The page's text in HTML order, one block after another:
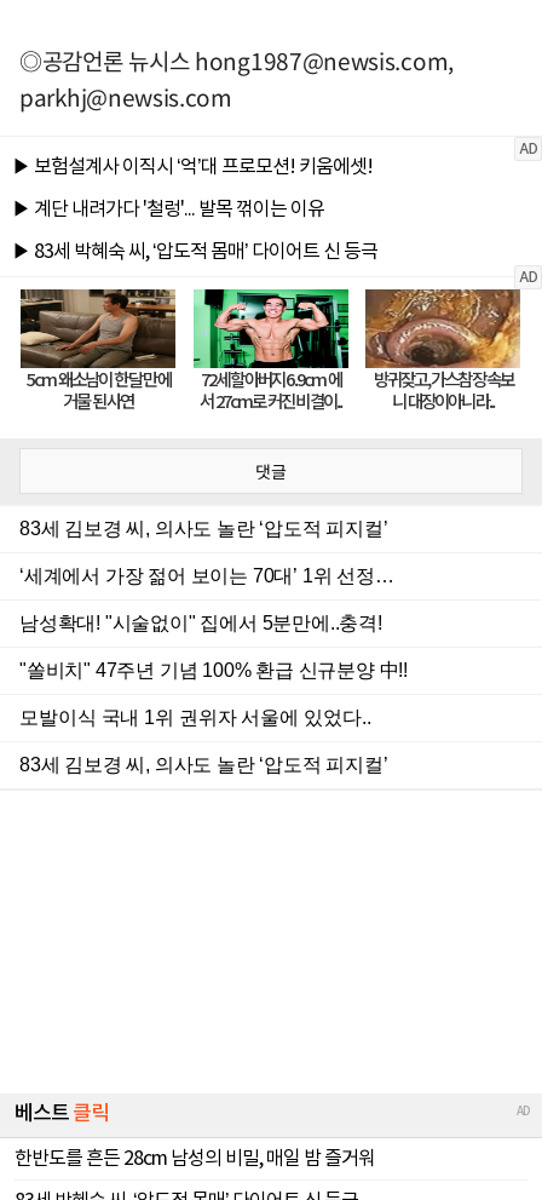
◎공감언론 뉴시스hong1987@newsis.com,
parkhj@newsis.com
댓글